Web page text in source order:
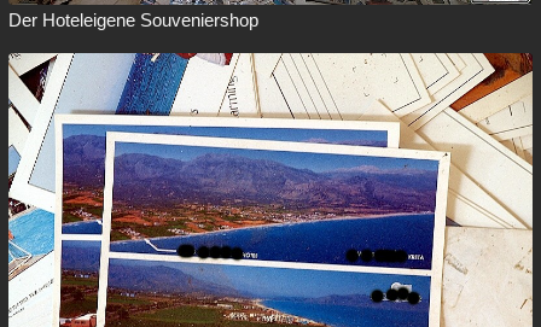
Der Hoteleigene Souveniershop